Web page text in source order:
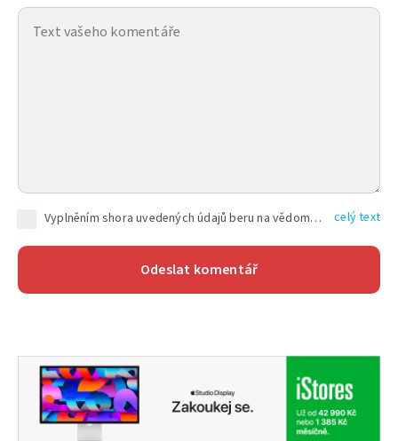
Vyplněním shora uvedených údajů beru na vědomí, že společnost TEXT FACTORY s.r.o., sídlem Brno, Durďákova 336/29, Černá Pole, PSČ: 613 00, IČ: 06157831, zapsané u Krajského soudu v Brně, oddíl C, vložka 100399, bude zpracovávat mé osobní údaje uvedené v rámci mnou vyplněného registračního formuláře na základě oprávněných zájmů TEXT FACTORY s.r.o. dle čl. 6 odst. 1 písm. f) GDPR a pro splnění právních povinností (čl. 6 odst. 1 písm. c) GDPR), a to pro tyto účely: nezbytnost zajistit oprávnění návštěvníka webových stránek provozovaných společností TEXT FACTORY s.r.o. přispívat aktivně ke zveřejněným článkům nebo v rámci diskusních fór a výkon práv TEXT FACTORY s.r.o. jako administrátora těchto diskusních fór. Více informací o zpracování osobních údajů a právech lze nalézt v celý text